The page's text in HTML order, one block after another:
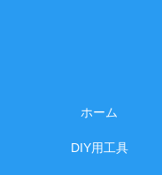
ホーム
DIY用工具